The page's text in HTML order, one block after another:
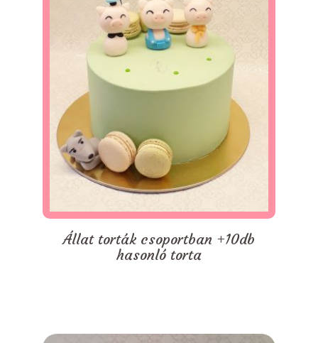
Állat torták csoportban +10db
hasonló torta